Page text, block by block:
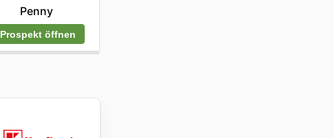
Penny
Prospekt öffnen